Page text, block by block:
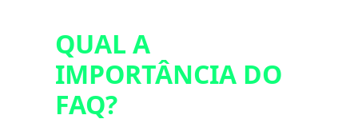
QUAL A
IMPORTÂNCIA DO
FAQ?